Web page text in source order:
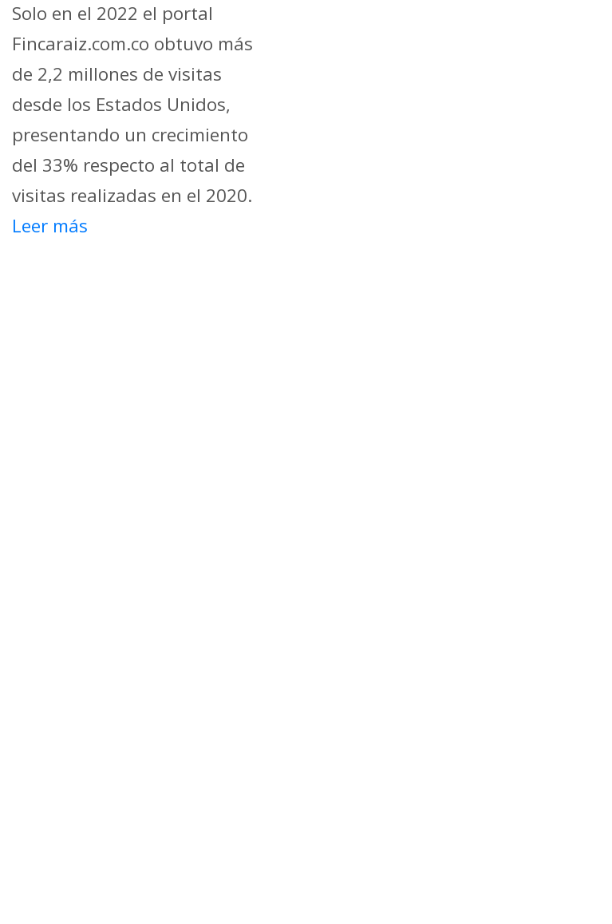
Solo en el 2022 el portal
Fincaraiz.com.co obtuvo más
de 2,2 millones de visitas
desde los Estados Unidos,
presentando un crecimiento
del 33% respecto al total de
visitas realizadas en el 2020.
Leer más